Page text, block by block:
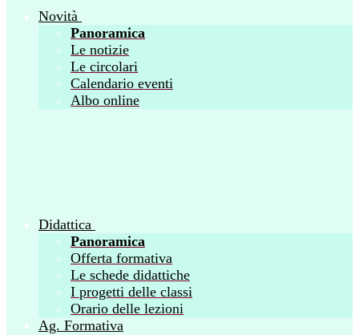
Novità
Panoramica
Le notizie
Le circolari
Calendario eventi
Albo online
Didattica
Panoramica
Offerta formativa
Le schede didattiche
I progetti delle classi
Orario delle lezioni
Ag. Formativa